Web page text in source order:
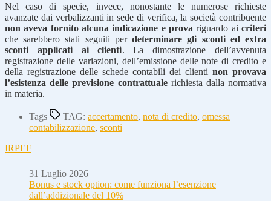
Nel caso di specie, invece, nonostante le numerose richieste
avanzate dai verbalizzanti in sede di verifica, la società contribuente
non aveva fornito alcuna indicazione e prova riguardo ai criteri
che sarebbero stati seguiti perdeterminare gli sconti ed extra
sconti applicati ai clienti. La dimostrazione dell’avvenuta
registrazione delle variazioni, dell’emissione delle note di credito e
della registrazione delle schede contabili dei clienti non provava
l’esistenza delle previsione contrattualerichiesta dalla normativa
in materia.
Tags TAG: accertamento, nota di credito, omessa
contabilizzazione, sconti
IRPEF
31 Luglio 2026
Bonus e stock option: come funziona l’esenzione
dall’addizionale del 10%